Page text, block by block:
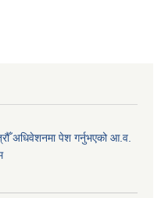
अधिवेशनमा पेश गर्नुभएको आ.व.